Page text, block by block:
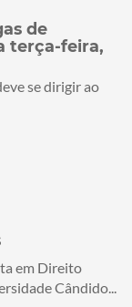
de
terça-feira,
se dirigir ao
em Direito
Cândido...